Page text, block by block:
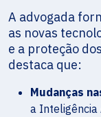
A advogada
as novas
e a proteção
destaca que:
Mudanças
a